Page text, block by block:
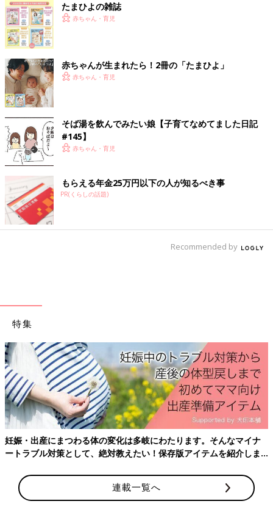
たまひよの雑誌
赤ちゃん・育児
赤ちゃんが生まれたら！2冊の「たまひよ」
赤ちゃん・育児
そば湯を飲んでみたい娘【子育てなめてました日記
#145】
赤ちゃん・育児
もらえる年金25万円以下の人が知るべき事
PR(くらしの話題)
Recommended by
特集
妊娠・出産にまつわる体の変化は多岐にわたります。そんなマイナ
ートラブル対策として、絶対教えたい！保存版アイテムを紹介しま
連載一覧へ